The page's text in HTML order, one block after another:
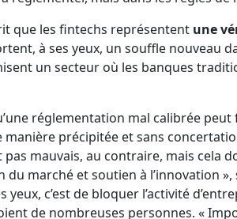
que les fintechs représentent une
à ses yeux, un souffle nouveau
un secteur où les banques
réglementation mal calibrée peut
précipitée et sans
pas mauvais, au contraire, mais cela
marché et soutien à l’innovation »,
c’est de bloquer l’activité
de nombreuses personnes. «